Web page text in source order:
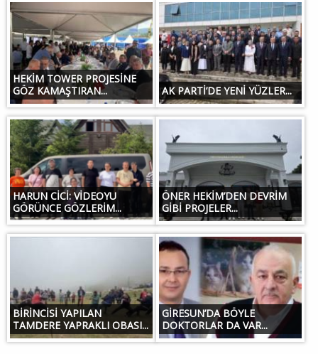
HEKİM TOWER PROJESİNE
GÖZ KAMAŞTIRAN...
AK PARTİ’DE YENİ YÜZLER...
HARUN CİCİ: VİDEOYU
GÖRÜNCE GÖZLERİM...
ÖNER HEKİM’DEN DEVRİM
GİBİ PROJELER...
BİRİNCİSİ YAPILAN
TAMDERE YAPRAKLI OBASI...
GİRESUN’DA BÖYLE
DOKTORLAR DA VAR...